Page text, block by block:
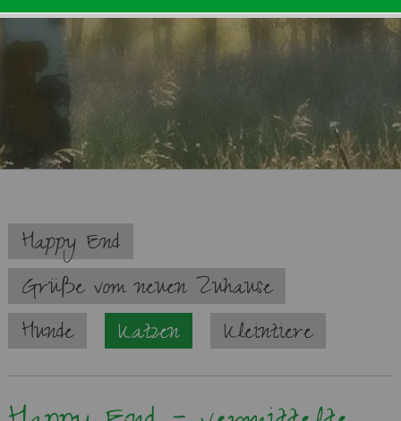
Navigation
überspringen
Happy End
Grüße vom neuen Zuhause
Hunde
Katzen Kleintiere
Vermittlungshilfe privat